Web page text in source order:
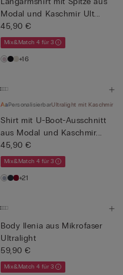
Modal und Kaschmir Ult...
45,90 €
Mix&Match 4 für 3
+16
PersonalisierbarUltralight mit Kaschmir
Shirt mit U-Boot-Ausschnitt
aus Modal und Kaschmir...
45,90 €
Mix&Match 4 für 3
+21
Body Ilenia aus Mikrofaser
Ultralight
59,90 €
Mix&Match 4 für 3